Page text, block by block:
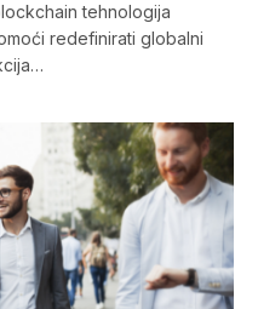
tehnologija
redefinirati globalni